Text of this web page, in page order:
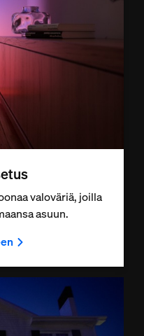
valoväriä, joilla
asuun.